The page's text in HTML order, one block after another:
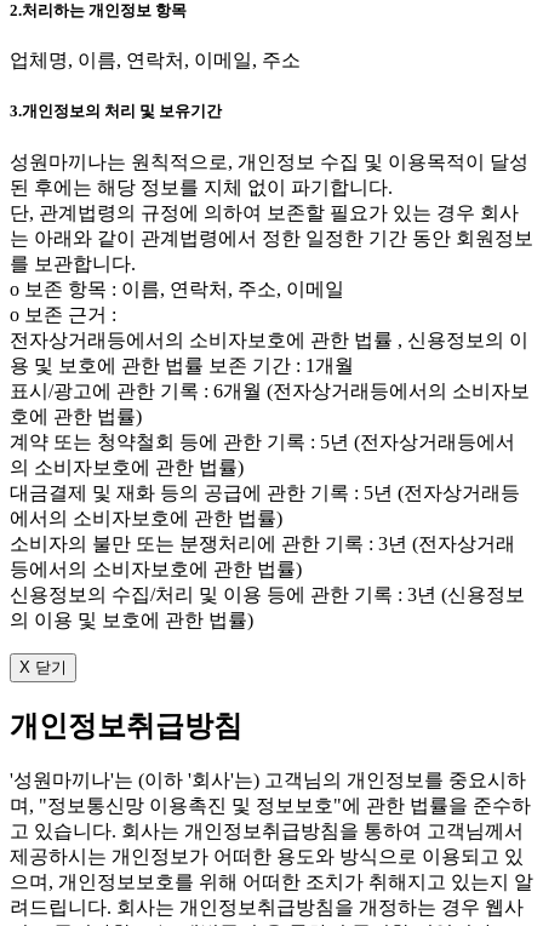
2.처리하는 개인정보 항목
업체명, 이름, 연락처, 이메일, 주소
3.개인정보의 처리 및 보유기간
성원마끼나는 원칙적으로, 개인정보 수집 및 이용목적이 달성
된 후에는 해당 정보를 지체 없이 파기합니다.
단, 관계법령의 규정에 의하여 보존할 필요가 있는 경우 회사
는 아래와 같이 관계법령에서 정한 일정한 기간 동안 회원정보
를 보관합니다.
ο 보존 항목 : 이름, 연락처, 주소, 이메일
ο 보존 근거 :
전자상거래등에서의 소비자보호에 관한 법률 , 신용정보의 이
용 및 보호에 관한 법률 보존 기간 : 1개월
표시/광고에 관한 기록 : 6개월 (전자상거래등에서의 소비자보
호에 관한 법률)
계약 또는 청약철회 등에 관한 기록 : 5년 (전자상거래등에서
의 소비자보호에 관한 법률)
대금결제 및 재화 등의 공급에 관한 기록 : 5년 (전자상거래등
에서의 소비자보호에 관한 법률)
소비자의 불만 또는 분쟁처리에 관한 기록 : 3년 (전자상거래
등에서의 소비자보호에 관한 법률)
신용정보의 수집/처리 및 이용 등에 관한 기록 : 3년 (신용정보
의 이용 및 보호에 관한 법률)
X 닫기
개인정보취급방침
'성원마끼나'는 (이하 '회사'는) 고객님의 개인정보를 중요시하
며, "정보통신망 이용촉진 및 정보보호"에 관한 법률을 준수하
고 있습니다. 회사는 개인정보취급방침을 통하여 고객님께서
제공하시는 개인정보가 어떠한 용도와 방식으로 이용되고 있
으며, 개인정보보호를 위해 어떠한 조치가 취해지고 있는지 알
려드립니다. 회사는 개인정보취급방침을 개정하는 경우 웹사